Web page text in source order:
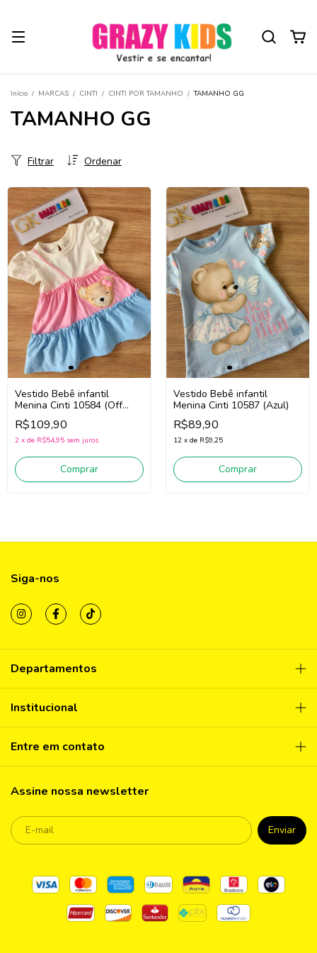
Início / MARCAS / CINTI / CINTI POR TAMANHO / TAMANHO GG
TAMANHO GG
Ordenar
Filtrar
Vestido Bebê infantil
Menina Cinti 10584 (Off
White/Rosa/Azul)
R$109,90
2 x de R$54,95 sem juros
Comprar
Vestido Bebê infantil
Menina Cinti 10587 (Azul)
R$89,90
12 x de R$9,25
Comprar
Siga-nos
Departamentos
Institucional
Entre em contato
Assine nossa newsletter